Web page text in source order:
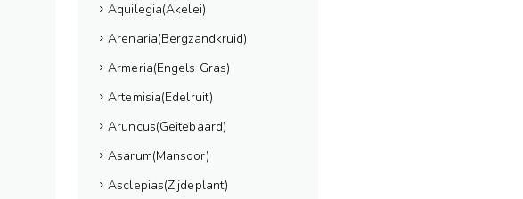
Aquilegia(Akelei)
Arenaria(Bergzandkruid)
Armeria(Engels Gras)
Artemisia(Edelruit)
Aruncus(Geitebaard)
Asarum(Mansoor)
Asclepias(Zijdeplant)